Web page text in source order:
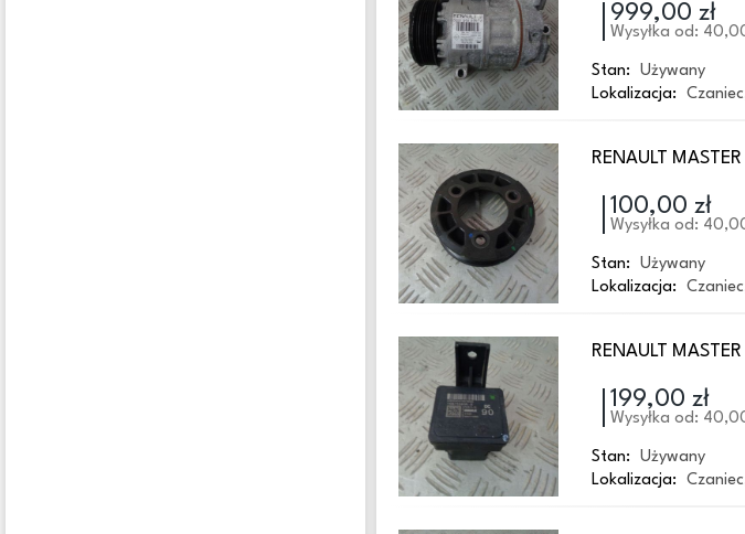
999,00 zł
Wysyłka od:
Stan:
Używany
Lokalizacja:
Czaniec
RENAULT
100,00 zł
Wysyłka od:
Stan:
Używany
Lokalizacja:
Czaniec
RENAULT
199,00 zł
Wysyłka od:
Stan:
Używany
Lokalizacja:
Czaniec